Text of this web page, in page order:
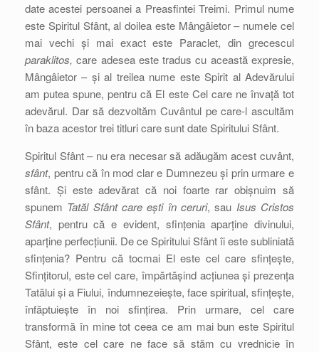
date acestei persoanei a Preasfintei Treimi. Primul nume
este Spiritul Sfânt, al doilea este Mângâietor – numele cel
mai vechi și mai exact este Paraclet, din grecescul
paraklitos, care adesea este tradus cu această expresie,
Mângâietor – și al treilea nume este Spirit al Adevărului
am putea spune, pentru că El este Cel care ne învață tot
adevărul. Dar să dezvoltăm Cuvântul pe care-l ascultăm
în baza acestor trei titluri care sunt date Spiritului Sfânt.
Spiritul Sfânt – nu era necesar să adăugăm acest cuvânt,
sfânt, pentru că în mod clar e Dumnezeu și prin urmare e
sfânt. Și este adevărat că noi foarte rar obișnuim să
spunem Tatăl Sfânt care ești în ceruri, sau Isus Cristos
Sfânt, pentru că e evident, sfințenia aparține divinului,
aparține perfecțiunii. De ce Spiritului Sfânt îi este subliniată
sfințenia? Pentru că tocmai El este cel care sfințește,
Sfințitorul, este cel care, împărtășind acțiunea și prezența
Tatălui și a Fiului, îndumnezeiește, face spiritual, sfințește,
înfăptuiește în noi sfințirea. Prin urmare, cel care
transformă în mine tot ceea ce am mai bun este Spiritul
Sfânt, este cel care ne face să stăm cu vrednicie în